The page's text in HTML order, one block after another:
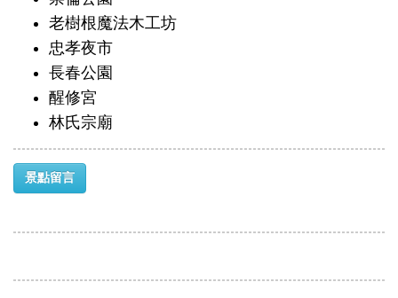
老樹根魔法木工坊
忠孝夜市
長春公園
醒修宮
林氏宗廟
景點留言